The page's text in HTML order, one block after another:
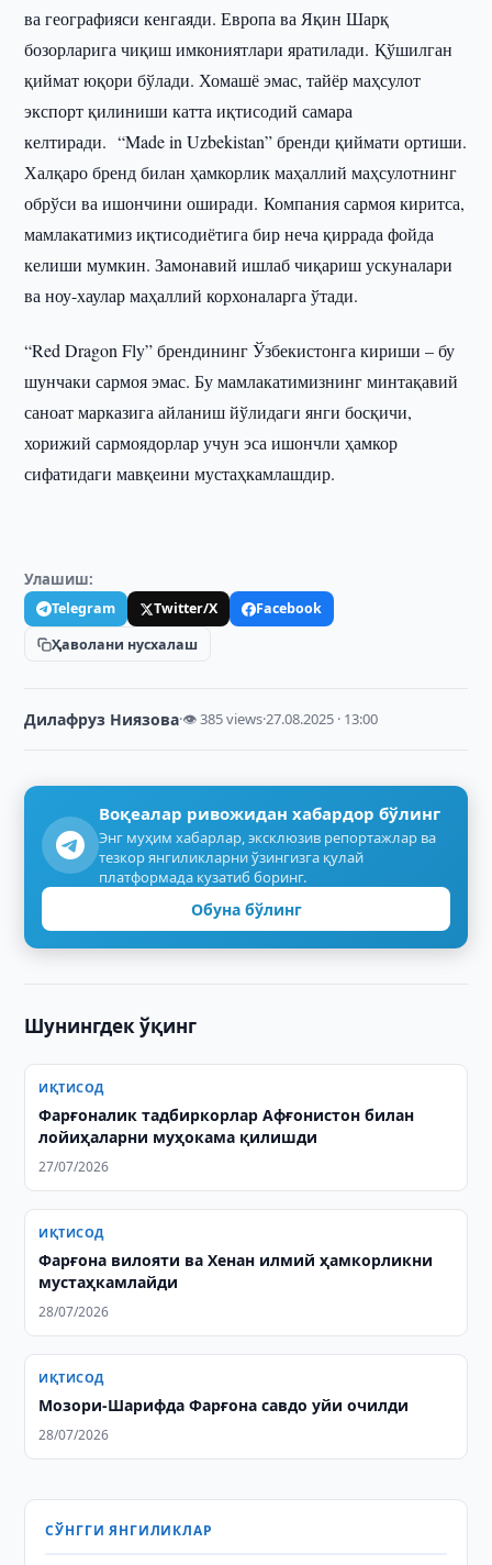
ва географияси кенгаяди. Европа ва Яқин Шарқ
бозорларига чиқиш имкониятлари яратилади. Қўшилган
қиймат юқори бўлади. Хомашё эмас, тайёр маҳсулот
экспорт қилиниши катта иқтисодий самара
келтиради. “Made in Uzbekistan” бренди қиймати ортиши.
Халқаро бренд билан ҳамкорлик маҳаллий маҳсулотнинг
обрўси ва ишончини оширади. Компания сармоя киритса,
мамлакатимиз иқтисодиётига бир неча қиррада фойда
келиши мумкин. Замонавий ишлаб чиқариш ускуналари
ва ноу-хаулар маҳаллий корхоналарга ўтади.
“Red Dragon Fly” брендининг Ўзбекистонга кириши – бу
шунчаки сармоя эмас. Бу мамлакатимизнинг минтақавий
саноат марказига айланиш йўлидаги янги босқичи,
хорижий сармоядорлар учун эса ишончли ҳамкор
сифатидаги мавқеини мустаҳкамлашдир.
Улашиш:
Telegram Twitter/X
Facebook
Ҳаволани нусхалаш
Дилафруз Ниязова·👁 385 views·27.08.2025 · 13:00
Воқеалар ривожидан хабардор бўлинг
Энг муҳим хабарлар, эксклюзив репортажлар ва
тезкор янгиликларни ўзингизга қулай
платформада кузатиб боринг.
Обуна бўлинг
Шунингдек ўқинг
ИҚТИСОД
Фарғоналик тадбиркорлар Афғонистон билан
лойиҳаларни муҳокама қилишди
27/07/2026
ИҚТИСОД
Фарғона вилояти ва Хенан илмий ҳамкорликни
мустаҳкамлайди
28/07/2026
ИҚТИСОД
Мозори-Шарифда Фарғона савдо уйи очилди
28/07/2026
СЎНГГИ ЯНГИЛИКЛАР